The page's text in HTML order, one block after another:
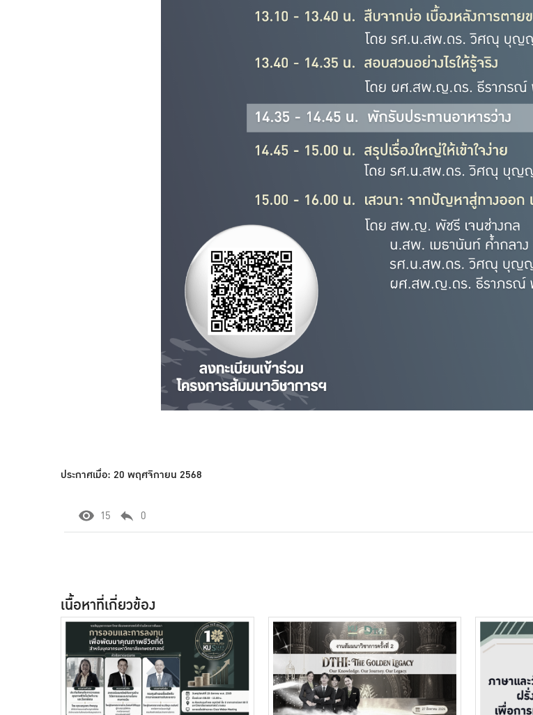
ประกาศเมื่อ: 20 พฤศจิกายน 2568
15 0
เนื้อหาที่เกี่ยวข้อง